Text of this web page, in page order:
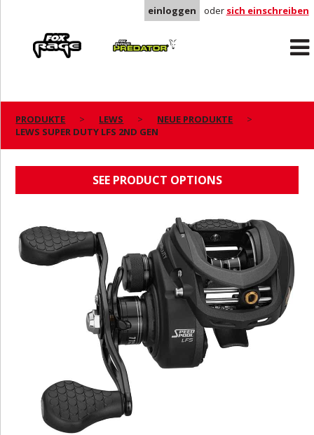
einloggen oder sich einschreiben
Predator
PRODUKTE LEWS
NEUE PRODUKTE
LEWS SUPER DUTY LFS 2ND GEN
SEE PRODUCT OPTIONS